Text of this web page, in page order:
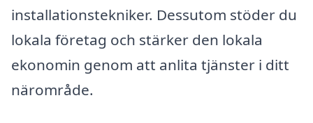
installationstekniker. Dessutom stöder du
lokala företag och stärker den lokala
ekonomin genom att anlita tjänster i ditt
närområde.